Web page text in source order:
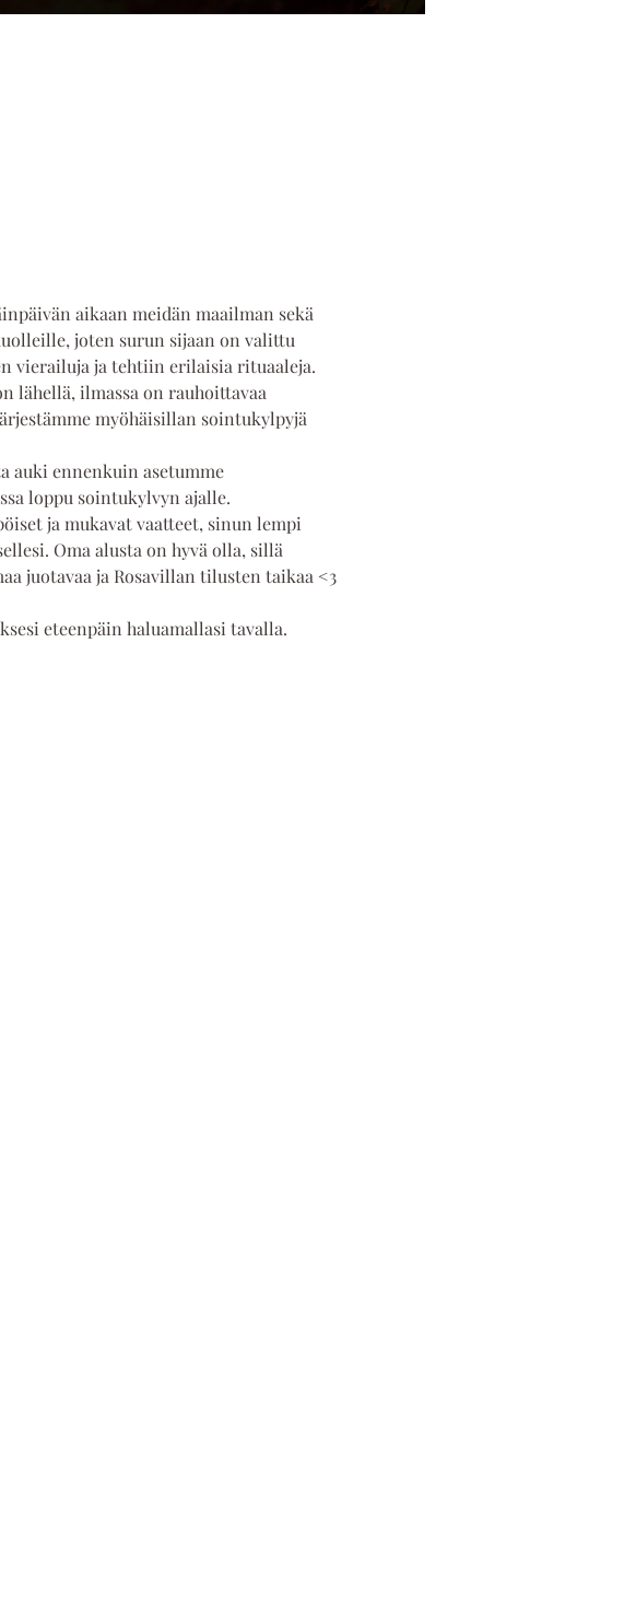
aikaan meidän maailman sekä
joten surun sijaan on valittu
vierailuja ja tehtiin erilaisia rituaaleja.
lähellä, ilmassa on rauhoittavaa
myöhäisillan sointukylpyjä
auki ennenkuin asetumme
loppu sointukylvyn ajalle.
ja mukavat vaatteet, sinun lempi
Oma alusta on hyvä olla, sillä
juotavaa ja Rosavillan tilusten taikaa <3
eteenpäin haluamallasi tavalla.